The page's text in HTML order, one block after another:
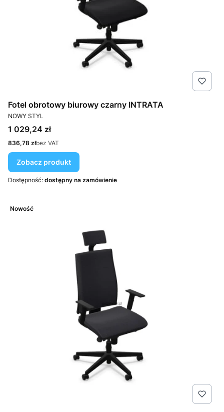
Fotel obrotowy biurowy czarny INTRATA
PRODUCENT
NOWY STYL
Cena
1 029,24 zł
Cena
836,78 złbez VAT
Zobacz produkt
Dostępność: dostępny na zamówienie
Nowość